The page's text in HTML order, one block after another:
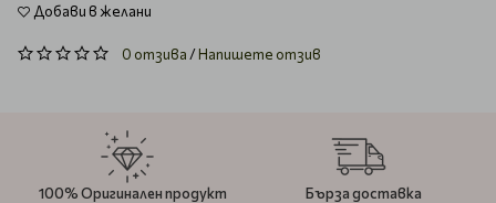
Добави в желани
0 отзива/Напишете отзив
100% Оригинален продукт Бърза доставка